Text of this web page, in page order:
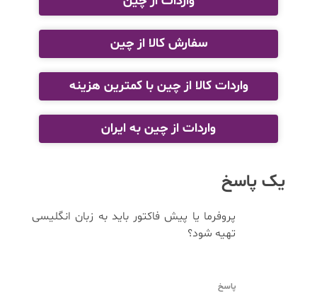
سفارش کالا از چین
واردات کالا از چین با کمترین هزینه
واردات از چین به ایران
یک پاسخ
پروفرما یا پیش فاکتور باید به زبان انگلیسی
تهیه شود؟
پاسخ